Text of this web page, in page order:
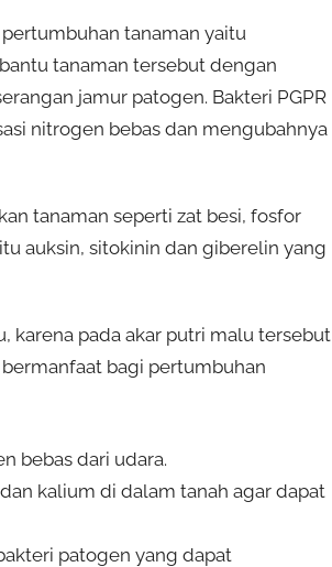
tanaman yaitu
tanaman tersebut dengan
jamur patogen. Bakteri PGPR
nitrogen bebas dan mengubahnya
tanaman seperti zat besi, fosfor
auksin, sitokinin dan giberelin yang
karena pada akar putri malu tersebut
bagi pertumbuhan
bebas dari udara.
kalium di dalam tanah agar dapat
patogen yang dapat